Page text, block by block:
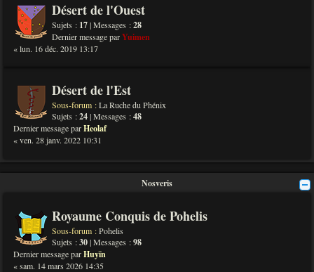
Désert de l'Ouest
Sujets : 17| Messages :28
Dernier message parYuimen
« lun. 16 déc. 2019 13:17
Désert de l'Est
Sous-forum :La Ruche du Phénix
Sujets :24| Messages :48
Dernier message parHeolaf
« ven. 28 janv. 2022 10:31
Nosveris
Royaume Conquis de Pohelis
Sous-forum :Pohelis
Sujets :30| Messages :98
Dernier message parHuyïn
« sam. 14 mars 2026 14:35